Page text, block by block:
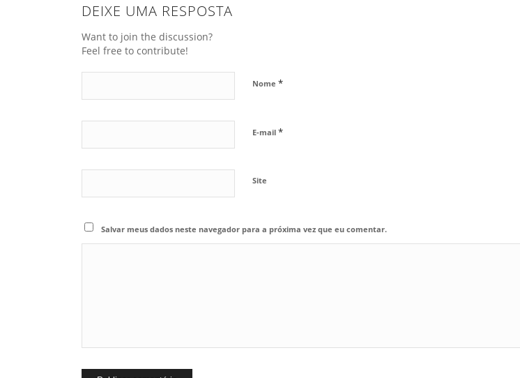
DEIXE UMA RESPOSTA
Want to join the discussion?
Feel free to contribute!
Nome*
E-mail*
Site
Salvar meus dados neste navegador para a próxima vez que eu comentar.